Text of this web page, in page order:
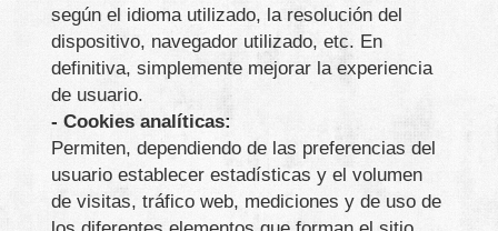
según el idioma utilizado, la resolución del
dispositivo, navegador utilizado, etc. En
definitiva, simplemente mejorar la experiencia
de usuario.
- Cookies analíticas:
Permiten, dependiendo de las preferencias del
usuario establecer estadísticas y el volumen
de visitas, tráfico web, mediciones y de uso de